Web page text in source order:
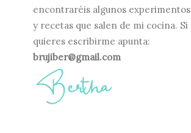
encontraréis algunos experimentos
y recetas que salen de mi cocina. Si
quieres escribirme apunta:
brujiber@gmail.com